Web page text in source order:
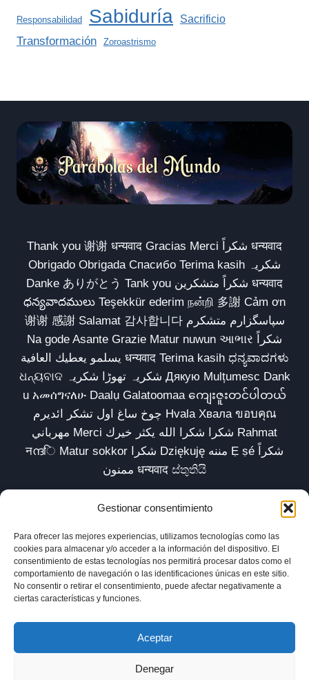
Gestionar consentimiento
Para ofrecer las mejores experiencias, utilizamos tecnologías como las
cookies para almacenar y/o acceder a la información del dispositivo. El
consentimiento de estas tecnologías nos permitirá procesar datos como el
comportamiento de navegación o las identificaciones únicas en este sitio.
No consentir o retirar el consentimiento, puede afectar negativamente a
ciertas características y funciones.
Aceptar
Denegar
Responsabilidad Sabiduría Sacrificio
Transformación Zoroastrismo
Thank you 谢谢 धन्यवाद Gracias Merci شكراً धन्यवाद
Obrigado Obrigada Спасибо Terima kasih شکریہ
Danke ありがとう Tank you شكراً متشكرين धन्यवाद
ధన్యవాదములు Teşekkür ederim நன்றி 多謝 Cảm ơn
谢谢 感謝 Salamat 감사합니다 سپاسگزارم متشکرم
Na gode Asante Grazie Matur nuwun આભાર شكراً
يسلمو يعطيك العافية धन्यवाद Terima kasih ಧನ್ಯವಾದಗಳು
ଧନ୍ୟବାଦ شکریہ تھوڑا شکریہ Дякую Mulțumesc Dank
u አመሰግናለሁ Daalụ Galatoomaa ကျေးဇူးတင်ပါတယ်
چوخ ساغ اول تشکر ائدیرم Hvala Хвала ขอบคุณ
مهرباني Merci شكرا شكرا الله يكثر خيرك Rahmat
नന്ദि Matur sokkor شكرا Dziękuję مننه Ẹ ṣé شكراً
ممنون धन्यवाद ස්තුතියි
Inicio Biblioteca Parábolas TV
Comunidad
Esencia
Blog
Política de privacidad
Aviso legal
Política de cookies (UE)